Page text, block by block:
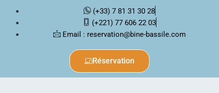
(+33) 7 81 31 30 28
(+221) 77 606 22 03
Email : reservation@bine-bassile.com
Réservation